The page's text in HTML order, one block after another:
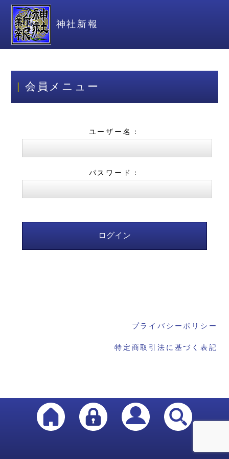
神社新報
会員メニュー
ユーザー名：
パスワード：
プライバシーポリシー
特定商取引法に基づく表記